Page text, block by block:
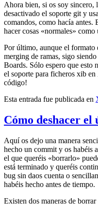
Ahora bien, si os soy sincero,
desactivado el soporte git y
comandos, como hacía
hacer cosas «normales» como
Por último, aunque el formato
merging de ramas, sigo
Boards. Sólo espero que esto
el soporte para ficheros xib
código!
Esta entrada fue publicada en
Cómo deshacer
Aquí os dejo una manera
hecho un commit y os habéis
el que queréis «borrarlo»
está terminado y queréis
bug sin daos cuenta o
habéis hecho antes de tiempo.
Existen dos maneras de borrar